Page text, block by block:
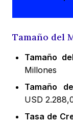
Tamaño del
Tamaño
Millones
Tamaño
USD
Tasa de